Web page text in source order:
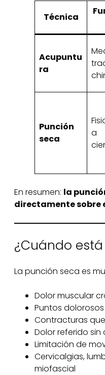
Técnica
Acupuntu
ra
Punción
seca
a
En resumen: la
directamente sobre
¿Cuándo
La punción seca es
Dolor muscular
Puntos
Contracturas
Dolor referido
Limitación de
Cervicalgias,
miofascial